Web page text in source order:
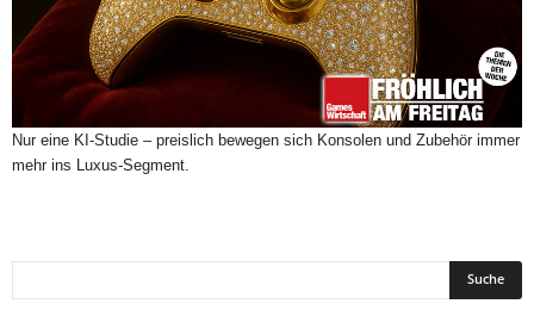
Nur eine KI-Studie – preislich bewegen sich Konsolen und Zubehör immer
mehr ins Luxus-Segment.